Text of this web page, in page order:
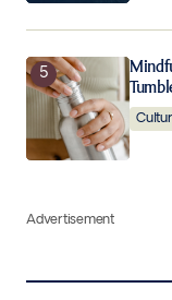
Advertisement